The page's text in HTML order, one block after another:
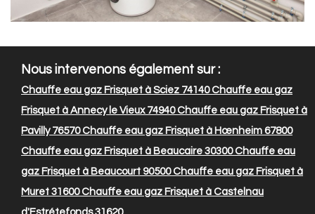
Nous intervenons également sur :
Chauffe eau gaz Frisquet à Sciez 74140Chauffe eau gaz
Frisquet à Annecy le Vieux 74940Chauffe eau gaz Frisquet à
Pavilly 76570Chauffe eau gaz Frisquet à Hœnheim 67800
Chauffe eau gaz Frisquet à Beaucaire 30300Chauffe eau
gaz Frisquet à Beaucourt 90500Chauffe eau gaz Frisquet à
Muret 31600Chauffe eau gaz Frisquet à Castelnau